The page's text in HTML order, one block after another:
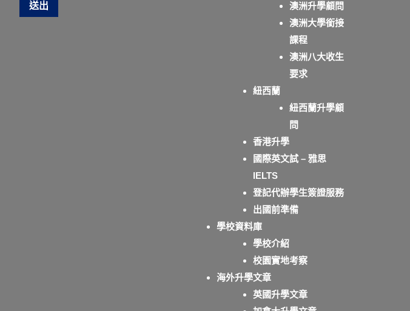
澳洲升學顧問
澳洲大學銜接
課程
澳洲八大收生
要求
紐西蘭
紐西蘭升學顧
問
香港升學
國際英文試 – 雅思
IELTS
登記代辦學生簽證服務
出國前準備
學校資料庫
學校介紹
校園實地考察
海外升學文章
英國升學文章